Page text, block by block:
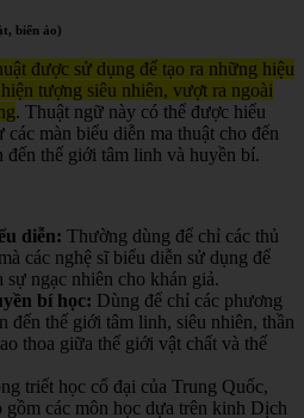
biến ảo)
được sử dụng để tạo ra những hiệu
tượng siêu nhiên, vượt ra ngoài
. Thuật ngữ này có thể được hiểu
màn biểu diễn ma thuật cho đến
thế giới tâm linh và huyền bí.
diễn: Thường dùng để chỉ các thủ
các nghệ sĩ biểu diễn sử dụng để
sự ngạc nhiên cho khán giả.
bí học: Dùng để chỉ các phương
đến thế giới tâm linh, siêu nhiên, thần
thoa giữa thế giới vật chất và thế
triết học cổ đại của Trung Quốc,
các môn học dựa trên kinh Dịch